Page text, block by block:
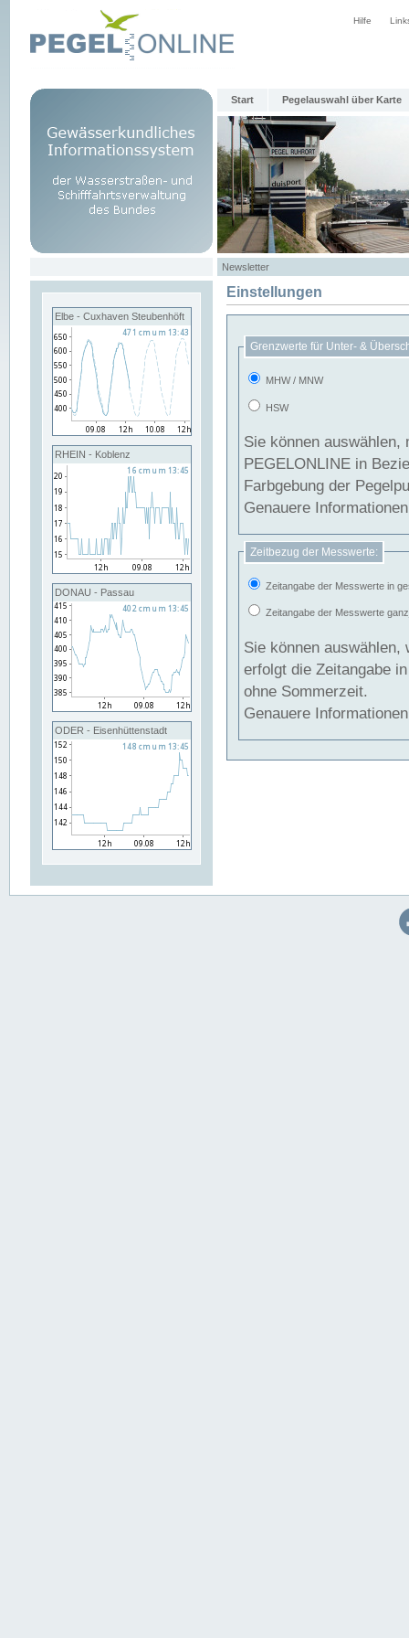
Hilfe
Start Pegelauswahl über Karte
Newsletter
Elbe - Cuxhaven Steubenhöft
RHEIN - Koblenz
DONAU - Passau
ODER - Eisenhüttenstadt
Einstellungen
Grenzwerte für Unter- &
MHW / MNW
HSW
Sie können
PEGELONLINE in Beziehung
Farbgebung der
Genauere
Zeitbezug der Messwerte:
Zeitangabe der Messwerte in
Zeitangabe der Messwerte
Sie können auswählen,
erfolgt die Zeitangabe
ohne Sommerzeit.
Genauere